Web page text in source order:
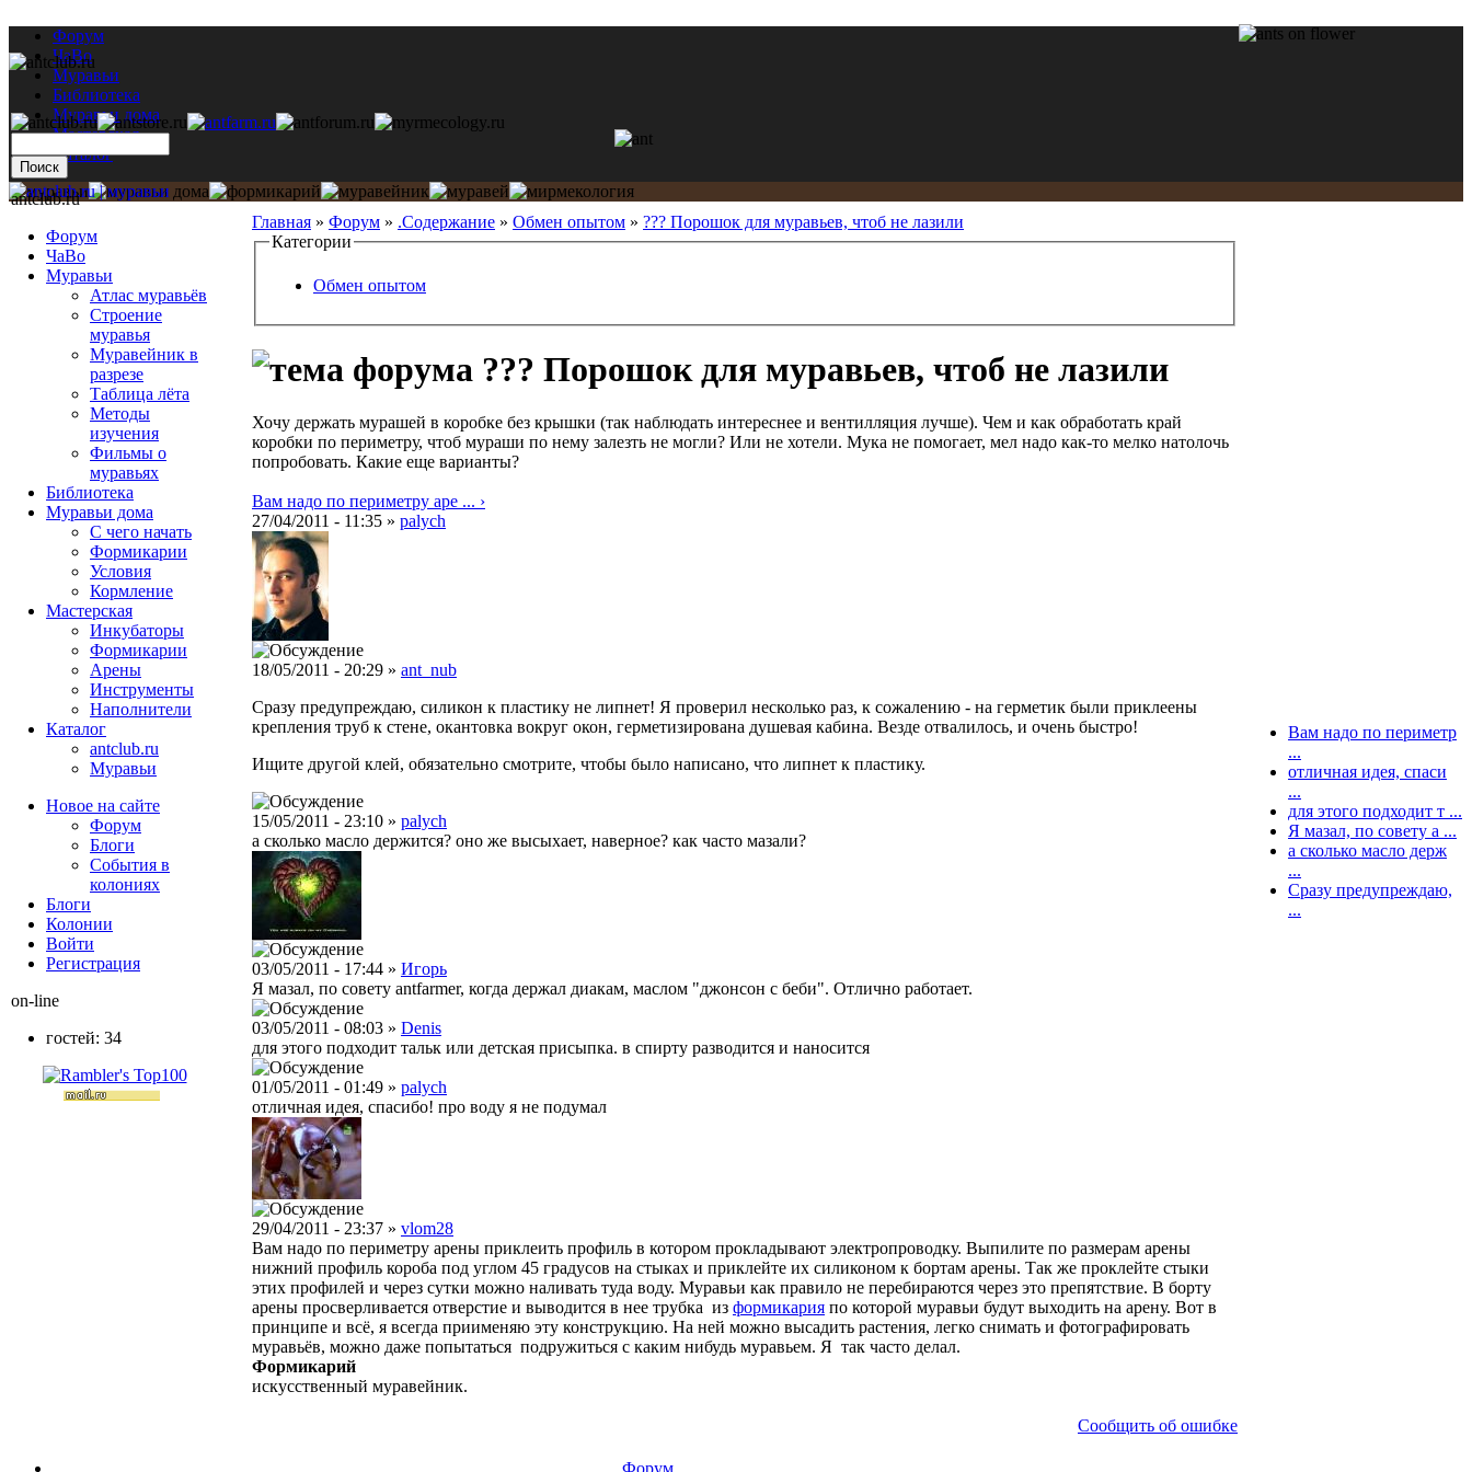
Форум
ЧаВо
Муравьи
Библиотека
Муравьи дома
Мастерская
Каталог
Главная » Форум » .Содержание » Обмен опытом » ??? Порошок для муравьев, чтоб не лазили
Категории
Обмен опытом
??? Порошок для муравьев, чтоб не лазили
Хочу держать мурашей в коробке без крышки (так наблюдать интереснее и вентилляция лучше). Чем и как обработать край
коробки по периметру, чтоб мураши по нему залезть не могли? Или не хотели. Мука не помогает, мел надо как-то мелко натолочь
попробовать. Какие еще варианты?
Вам надо по периметру аре ... ›
27/04/2011 - 11:35 » palych
18/05/2011 - 20:29 » ant_nub
Сразу предупреждаю, силикон к пластику не липнет! Я проверил несколько раз, к сожалению - на герметик были приклеены
крепления труб к стене, окантовка вокруг окон, герметизирована душевая кабина. Везде отвалилось, и очень быстро!
Ищите другой клей, обязательно смотрите, чтобы было написано, что липнет к пластику.
15/05/2011 - 23:10 » palych
а сколько масло держится? оно же высыхает, наверное? как часто мазали?
03/05/2011 - 17:44 » Игорь
Я мазал, по совету antfarmer, когда держал диакам, маслом "джонсон с беби". Отлично работает.
03/05/2011 - 08:03 » Denis
для этого подходит тальк или детская присыпка. в спирту разводится и наносится
01/05/2011 - 01:49 » palych
отличная идея, спасибо! про воду я не подумал
29/04/2011 - 23:37 » vlom28
Вам надо по периметру арены приклеить профиль в котором прокладывают электропроводку. Выпилите по размерам арены
нижний профиль короба под углом 45 градусов на стыках и приклейте их силиконом к бортам арены. Так же проклейте стыки
этих профилей и через сутки можно наливать туда воду. Муравьи как правило не перебираются через это препятствие. В борту
арены просверливается отверстие и выводится в нее трубка из формикария по которой муравьи будут выходить на арену. Вот в
принципе и всё, я всегда приименяю эту конструкцию. На ней можно высадить растения, легко снимать и фотографировать
муравьёв, можно даже попытаться подружиться с каким нибудь муравьем. Я так часто делал.
Формикарий
искусственный муравейник.
Сообщить об ошибке
antclub.ru
Форум
ЧаВо
Муравьи
Атлас муравьёв
Строение
муравья
Муравейник в
разрезе
Таблица лёта
Методы
изучения
Фильмы о
муравьях
Библиотека
Муравьи дома
С чего начать
Формикарии
Условия
Кормление
Мастерская
Инкубаторы
Формикарии
Арены
Инструменты
Наполнители
Каталог
antclub.ru
Муравьи
Новое на сайте
Форум
Блоги
События в
колониях
Блоги
Колонии
Войти
Peгиcтpaция
on-line
гостей: 34
Вам надо по периметр
...
отличная идея, спаси
...
для этого подходит т ...
Я мазал, по совету a ...
а сколько масло держ
...
Сразу предупреждаю,
...
Форум